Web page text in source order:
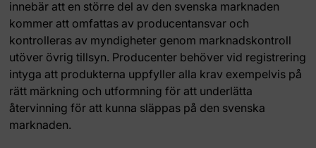
innebär att en större del av den svenska marknaden
kommer att omfattas av producentansvar och
kontrolleras av myndigheter genom marknadskontroll
utöver övrig tillsyn. Producenter behöver vid registrering
intyga att produkterna uppfyller alla krav exempelvis på
rätt märkning och utformning för att underlätta
återvinning för att kunna släppas på den svenska
marknaden.